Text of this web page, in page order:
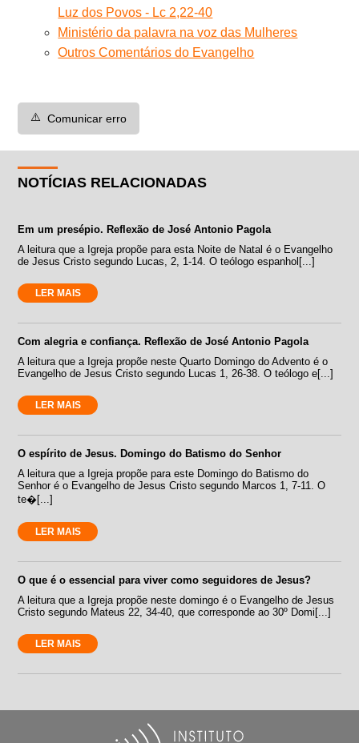
Luz dos Povos - Lc 2,22-40
Ministério da palavra na voz das Mulheres
Outros Comentários do Evangelho
⚠️ Comunicar erro
NOTÍCIAS RELACIONADAS
Em um presépio. Reflexão de José Antonio Pagola
A leitura que a Igreja propõe para esta Noite de Natal é o Evangelho
de Jesus Cristo segundo Lucas, 2, 1-14. O teólogo espanhol[...]
LER MAIS
Com alegria e confiança. Reflexão de José Antonio Pagola
A leitura que a Igreja propõe neste Quarto Domingo do Advento é o
Evangelho de Jesus Cristo segundo Lucas 1, 26-38. O teólogo e[...]
LER MAIS
O espírito de Jesus. Domingo do Batismo do Senhor
A leitura que a Igreja propõe para este Domingo do Batismo do
Senhor é o Evangelho de Jesus Cristo segundo Marcos 1, 7-11. O
te�[...]
LER MAIS
O que é o essencial para viver como seguidores de Jesus?
A leitura que a Igreja propõe neste domingo é o Evangelho de Jesus
Cristo segundo Mateus 22, 34-40, que corresponde ao 30º Domi[...]
LER MAIS